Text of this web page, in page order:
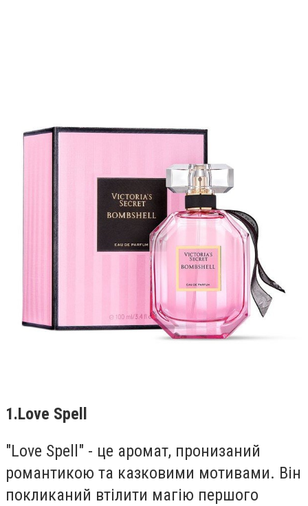
1.Love Spell
"Love Spell" - це аромат, пронизаний
романтикою та казковими мотивами. Він
покликаний втілити магію першого